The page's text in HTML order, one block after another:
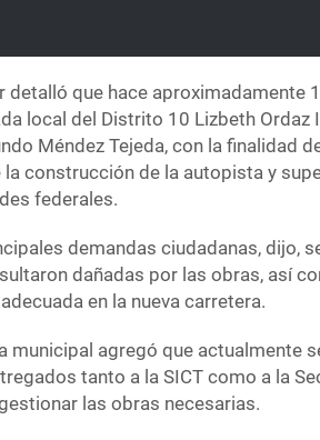
detalló que hace aproximadamente
local del Distrito 10 Lizbeth Ordaz
Méndez Tejeda, con la finalidad
la construcción de la autopista y
federales.
demandas ciudadanas, dijo,
dañadas por las obras, así
en la nueva carretera.
municipal agregó que actualmente
tanto a la SICT como a la
las obras necesarias.